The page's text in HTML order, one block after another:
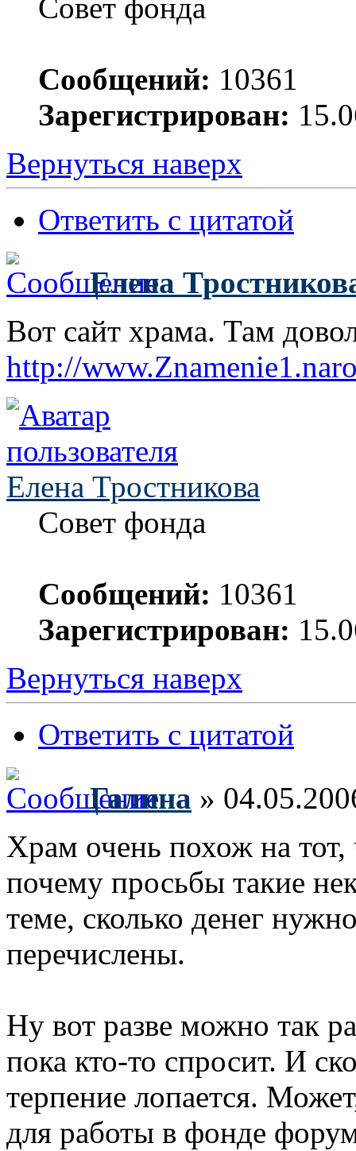
Совет фонда
Сообщений: 10361
Зарегистрирован:
Вернуться наверх
Ответить с цитатой
Елена
Вот сайт храма. Там
http://
Елена Тростникова
Совет фонда
Сообщений: 10361
Зарегистрирован:
Вернуться наверх
Ответить с цитатой
Галина »
Храм очень похож на
почему просьбы такие
теме, сколько денег
перечислены.
Ну вот разве можно так
пока кто-то спросит. И
терпение лопается.
для работы в фонде